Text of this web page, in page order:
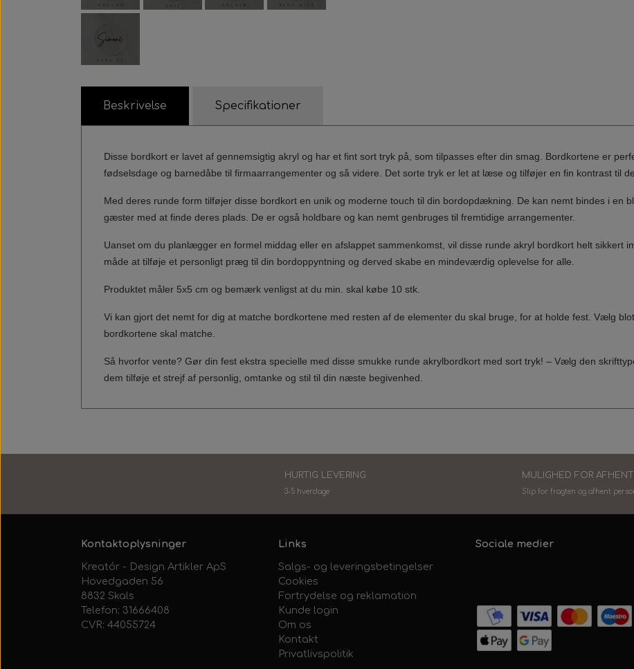
Beskrivelse Specifikationer
Disse bordkort er lavet af gennemsigtig akryl og har et fint sort tryk på, som tilpasses efter din smag.
Bordkortene er
fødselsdage og barnedåbe til firmaarrangementer og så videre. Det sorte tryk er let at læse og tilføjer en fin kontrast til
Med deres runde form tilføjer disse bordkort en unik og moderne touch til din bordopdækning. De kan nemt bindes i en
gæster med at finde deres plads. De er også holdbare og kan nemt genbruges til fremtidige arrangementer.
Uanset om du planlægger en formel middag eller en afslappet sammenkomst, vil disse runde akryl bordkort helt sikkert
måde at tilføje et personligt præg til din bordoppyntning og derved skabe en mindeværdig oplevelse for alle.
Produktet måler 5x5 cm og bemærk venligst at du min. skal købe 10 stk.
Vi kan gjort det nemt for dig at matche bordkortene med resten af de elementer du skal bruge, for at holde fest. Vælg
bordkortene skal matche.
Så hvorfor vente? Gør din fest ekstra specielle med disse smukke runde akrylbordkort med sort tryk! – Vælg den
dem tilføje et strejf af personlig, omtanke og stil til din næste begivenhed.
HURTIG LEVERING
3-5 hverdage
MULIGHED FOR
Slip for fragten og afhent
Kontaktoplysninger
Kreatór - Design Artikler ApS
Hovedgaden 56
8832 Skals
Telefon: 31666408
CVR: 44055724
Links
Salgs- og leveringsbetingelser
Cookies
Fortrydelse og reklamation
Kunde login
Om os
Kontakt
Privatlivspolitik
Sociale medier